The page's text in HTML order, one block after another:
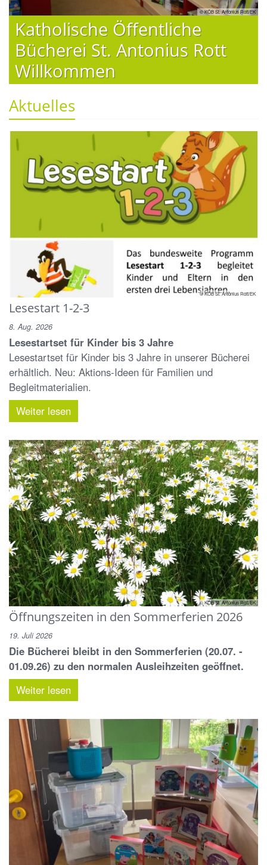
© KÖB St. Antonius Rott/EK
Katholische Öffentliche
Bücherei St. Antonius Rott
Willkommen
Aktuelles
© KÖB St. Antonius Rott/EK
Lesestart 1-2-3
8. Aug. 2026
Lesestartset für Kinder bis 3 Jahre
Lesestartset für Kinder bis 3 Jahre in unserer Bücherei
erhältlich. Neu: Aktions-Ideen für Familien und
Begleitmaterialien.
Weiter lesen
© KÖB St. Antonius Rott/EK
Öffnungszeiten in den Sommerferien 2026
19. Juli 2026
Die Bücherei bleibt in den Sommerferien (20.07. -
01.09.26) zu den normalen Ausleihzeiten geöffnet.
Weiter lesen